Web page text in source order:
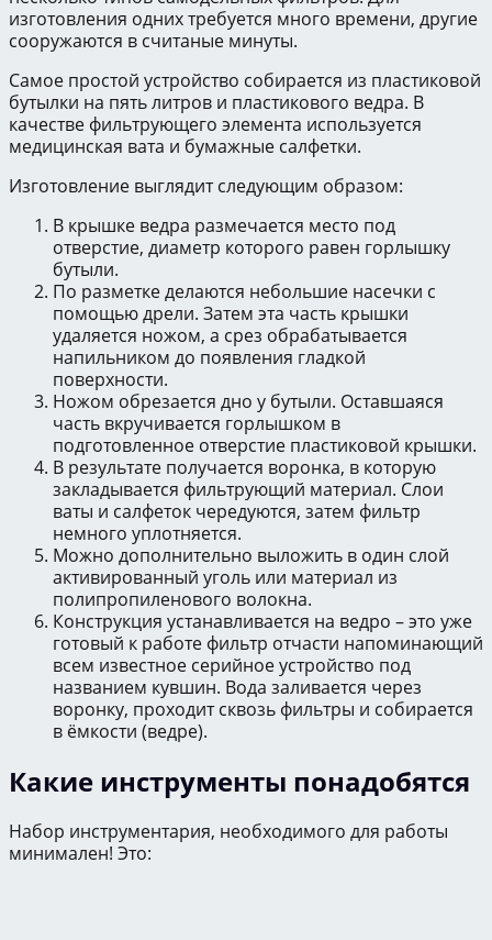
изготовления одних требуется много времени, другие
сооружаются в считаные минуты.
Самое простой устройство собирается из пластиковой
бутылки на пять литров и пластикового ведра. В
качестве фильтрующего элемента используется
медицинская вата и бумажные салфетки.
Изготовление выглядит следующим образом:
В крышке ведра размечается место под
отверстие, диаметр которого равен горлышку
бутыли.
По разметке делаются небольшие насечки с
помощью дрели. Затем эта часть крышки
удаляется ножом, а срез обрабатывается
напильником до появления гладкой
поверхности.
Ножом обрезается дно у бутыли. Оставшаяся
часть вкручивается горлышком в
подготовленное отверстие пластиковой крышки.
В результате получается воронка, в которую
закладывается фильтрующий материал. Слои
ваты и салфеток чередуются, затем фильтр
немного уплотняется.
Можно дополнительно выложить в один слой
активированный уголь или материал из
полипропиленового волокна.
Конструкция устанавливается на ведро – это уже
готовый к работе фильтр отчасти напоминающий
всем известное серийное устройство под
названием кувшин. Вода заливается через
воронку, проходит сквозь фильтры и собирается
в ёмкости (ведре).
Какие инструменты понадобятся
Набор инструментария, необходимого для работы
минимален! Это: